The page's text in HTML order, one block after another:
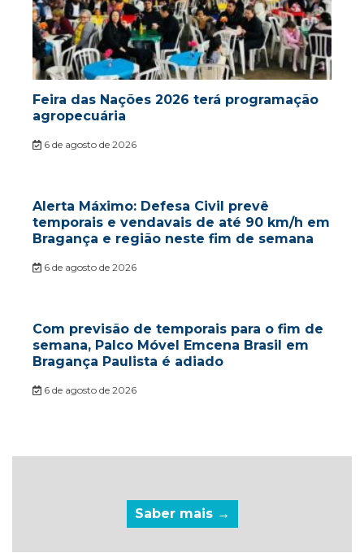
Feira das Nações 2026 terá programação
agropecuária
6 de agosto de 2026
Alerta Máximo: Defesa Civil prevê
temporais e vendavais de até 90 km/h em
Bragança e região neste fim de semana
6 de agosto de 2026
Com previsão de temporais para o fim de
semana, Palco Móvel Emcena Brasil em
Bragança Paulista é adiado
6 de agosto de 2026
Saber mais →